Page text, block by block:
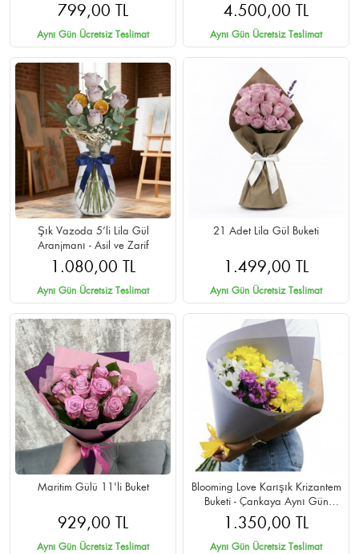
Teslimat
799,00 TL
Aynı Gün Ücretsiz Teslimat
4.500,00 TL
Aynı Gün Ücretsiz Teslimat
Şık Vazoda 5’li Lila Gül
Aranjmanı - Asil ve Zarif
1.080,00 TL
Aynı Gün Ücretsiz Teslimat
21 Adet Lila Gül Buketi
1.499,00 TL
Aynı Gün Ücretsiz Teslimat
Maritim Gülü 11'li Buket
929,00 TL
Aynı Gün Ücretsiz Teslimat
Blooming Love Karışık Krizantem
Buketi - Çankaya Aynı Gün
Teslimat
1.350,00 TL
Aynı Gün Ücretsiz Teslimat